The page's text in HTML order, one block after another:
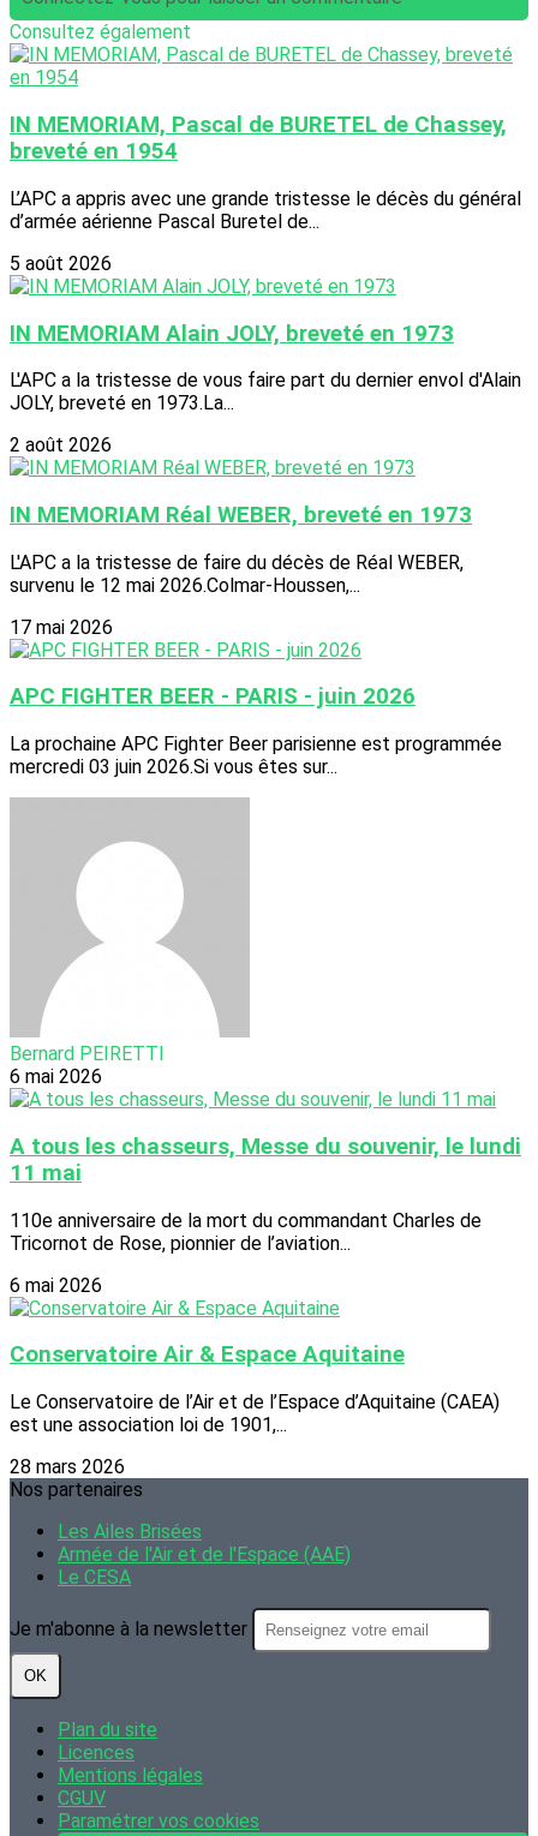
Consultez également
IN MEMORIAM, Pascal de BURETEL de Chassey,
breveté en 1954
L’APC a appris avec une grande tristesse le décès du général
d’armée aérienne Pascal Buretel de...
5 août 2026
IN MEMORIAM Alain JOLY, breveté en 1973
L'APC a la tristesse de vous faire part du dernier envol d'Alain
JOLY, breveté en 1973.La...
2 août 2026
IN MEMORIAM Réal WEBER, breveté en 1973
L'APC a la tristesse de faire du décès de Réal WEBER,
survenu le 12 mai 2026.Colmar-Houssen,...
17 mai 2026
APC FIGHTER BEER - PARIS - juin 2026
La prochaine APC Fighter Beer parisienne est programmée
mercredi 03 juin 2026.Si vous êtes sur...
Bernard PEIRETTI
6 mai 2026
A tous les chasseurs, Messe du souvenir, le lundi
11 mai
110e anniversaire de la mort du commandant Charles de
Tricornot de Rose, pionnier de l’aviation...
6 mai 2026
Conservatoire Air & Espace Aquitaine
Le Conservatoire de l’Air et de l’Espace d’Aquitaine (CAEA)
est une association loi de 1901,...
28 mars 2026
Nos partenaires
Les Ailes Brisées
Armée de l'Air et de l'Espace (AAE)
Le CESA
Je m'abonne à la newsletter
OK
Plan du site
Licences
Mentions légales
CGUV
Paramétrer vos cookies